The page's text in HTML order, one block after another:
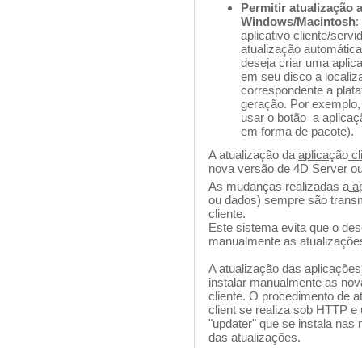
Permitir atualização
Windows/Macintosh:
aplicativo cliente/
atualização
deseja criar uma
em seu disco a
correspondente a
geração. Por
usar o botão a
em forma de pacote).
A atualização da aplicação
nova versão de 4D Server
As mudanças realizadas a
ou dados) sempre são
cliente.
Este sistema evita que o
manualmente as
A atualização das
instalar manualmente as
cliente. O procedimento de
client se realiza sob HTTP
"updater" que se instala nas
das atualizações.